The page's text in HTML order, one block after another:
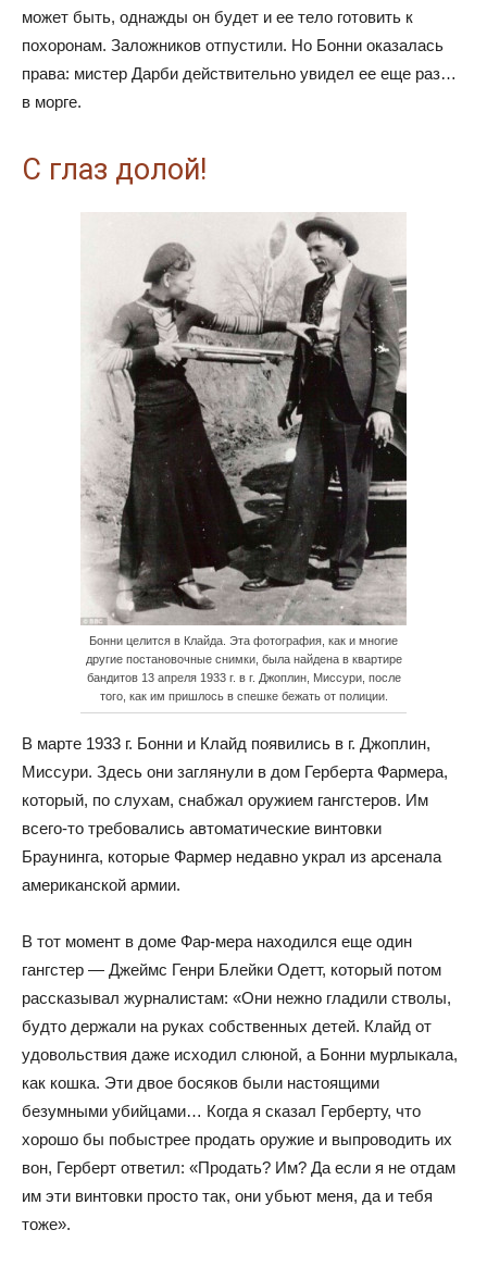
может быть, однажды он будет и ее тело готовить к
похоронам. Заложников отпустили. Но Бонни оказалась
права: мистер Дарби действительно увидел ее еще раз…
в морге.
С глаз долой!
Бонни целится в Клайда. Эта фотография, как и многие
другие постановочные снимки, была найдена в квартире
бандитов 13 апреля 1933 г. в г. Джоплин, Миссури, после
того, как им пришлось в спешке бежать от полиции.
В марте 1933 г. Бонни и Клайд появились в г. Джоплин,
Миссури. Здесь они заглянули в дом Герберта Фармера,
который, по слухам, снабжал оружием гангстеров. Им
всего-то требовались автоматические винтовки
Браунинга, которые Фармер недавно украл из арсенала
американской армии.
В тот момент в доме Фар-мера находился еще один
гангстер — Джеймс Генри Блейки Одетт, который потом
рассказывал журналистам: «Они нежно гладили стволы,
будто держали на руках собственных детей. Клайд от
удовольствия даже исходил слюной, а Бонни мурлыкала,
как кошка. Эти двое босяков были настоящими
безумными убийцами… Когда я сказал Герберту, что
хорошо бы побыстрее продать оружие и выпроводить их
вон, Герберт ответил: «Продать? Им? Да если я не отдам
им эти винтовки просто так, они убьют меня, да и тебя
тоже».